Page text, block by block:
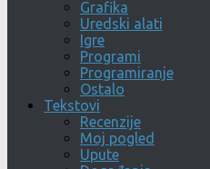
Grafika
Uredski alati
Igre
Programi
Programiranje
Ostalo
Tekstovi
Recenzije
Moj pogled
Upute